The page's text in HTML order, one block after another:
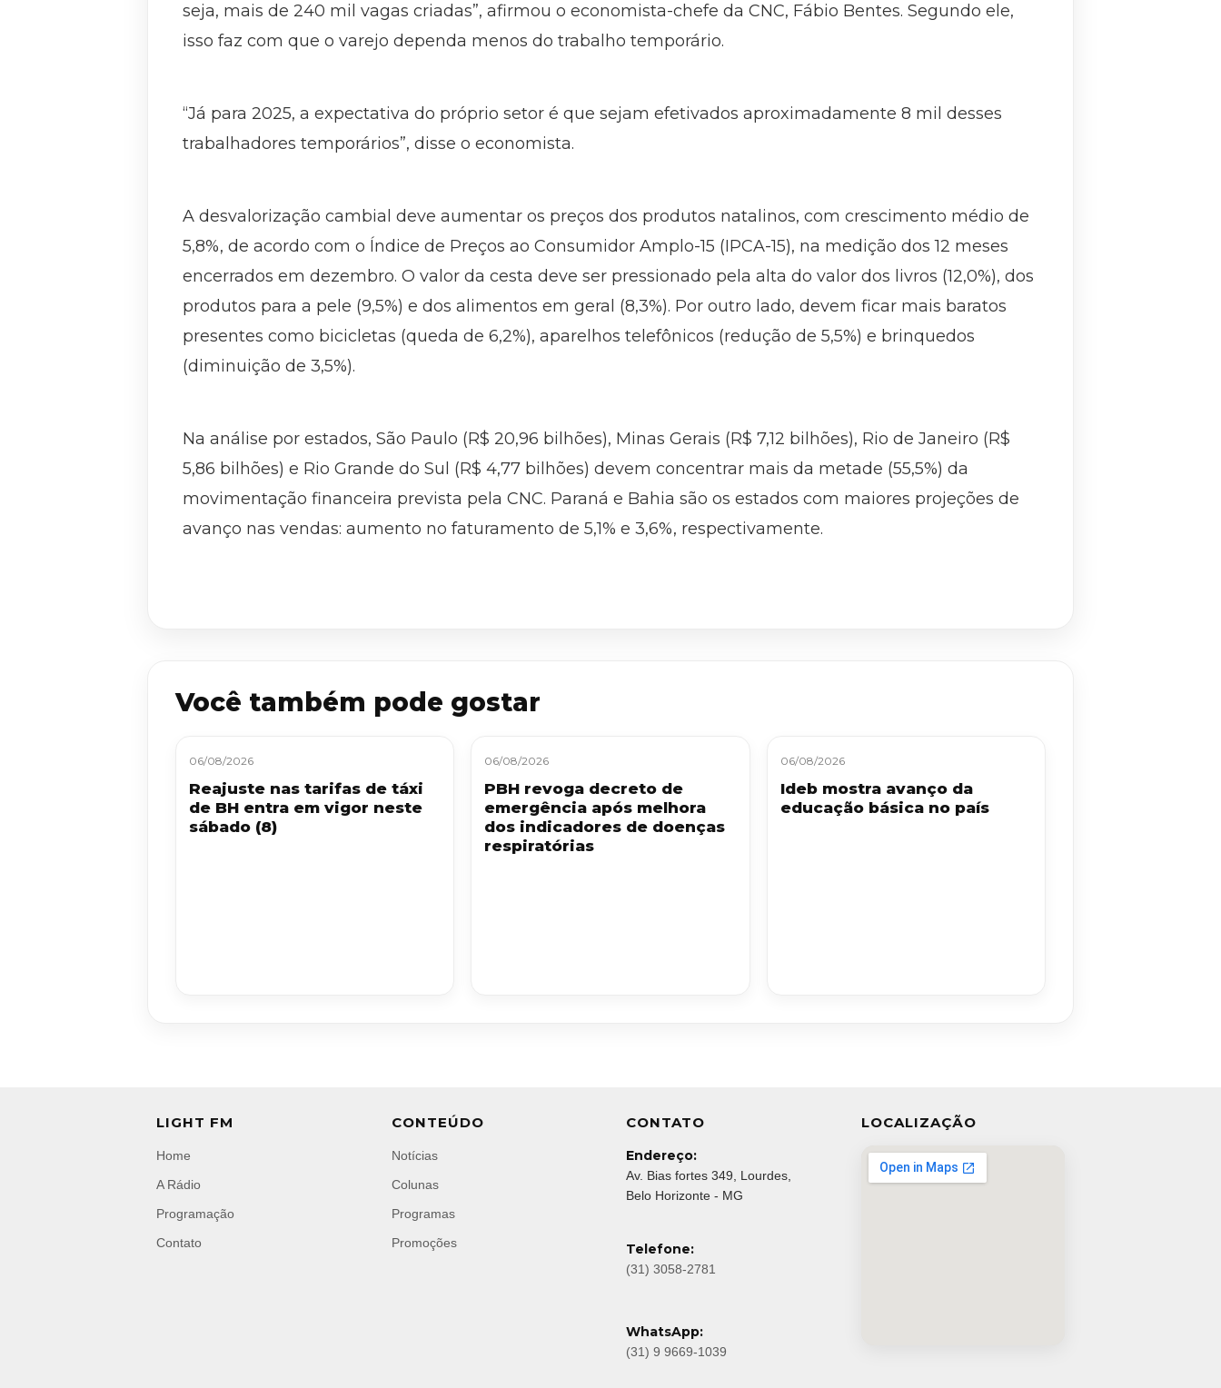
seja, mais de 240 mil vagas criadas”, afirmou o economista-chefe da CNC, Fábio Bentes. Segundo ele,
isso faz com que o varejo dependa menos do trabalho temporário.
“Já para 2025, a expectativa do próprio setor é que sejam efetivados aproximadamente 8 mil desses
trabalhadores temporários”, disse o economista.
A desvalorização cambial deve aumentar os preços dos produtos natalinos, com crescimento médio de
5,8%, de acordo com o Índice de Preços ao Consumidor Amplo-15 (IPCA-15), na medição dos 12 meses
encerrados em dezembro. O valor da cesta deve ser pressionado pela alta do valor dos livros (12,0%), dos
produtos para a pele (9,5%) e dos alimentos em geral (8,3%). Por outro lado, devem ficar mais baratos
presentes como bicicletas (queda de 6,2%), aparelhos telefônicos (redução de 5,5%) e brinquedos
(diminuição de 3,5%).
Na análise por estados, São Paulo (R$ 20,96 bilhões), Minas Gerais (R$ 7,12 bilhões), Rio de Janeiro (R$
5,86 bilhões) e Rio Grande do Sul (R$ 4,77 bilhões) devem concentrar mais da metade (55,5%) da
movimentação financeira prevista pela CNC. Paraná e Bahia são os estados com maiores projeções de
avanço nas vendas: aumento no faturamento de 5,1% e 3,6%, respectivamente.
Você também pode gostar
06/08/2026
Reajuste nas tarifas de táxi
de BH entra em vigor neste
sábado (8)
06/08/2026
PBH revoga decreto de
emergência após melhora
dos indicadores de doenças
respiratórias
06/08/2026
Ideb mostra avanço da
educação básica no país
LIGHT FM
Home
A Rádio
Programação
Contato
CONTEÚDO
Notícias
Colunas
Programas
Promoções
CONTATO
Endereço:
Av. Bias fortes 349, Lourdes,
Belo Horizonte - MG
Telefone:
(31) 3058-2781
WhatsApp:
(31) 9 9669-1039
LOCALIZAÇÃO